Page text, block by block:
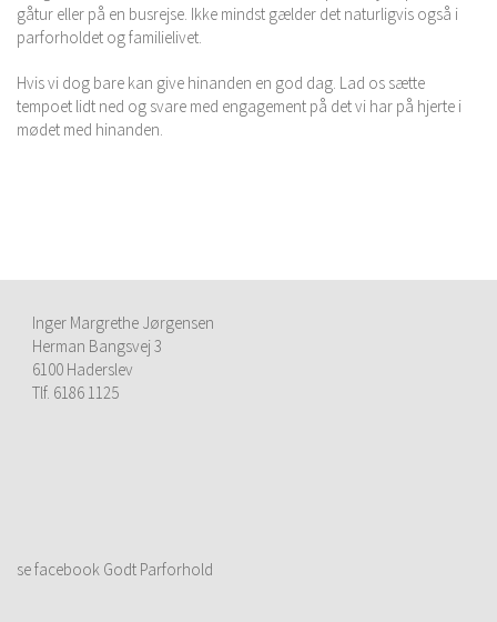
gåtur eller på en busrejse. Ikke mindst gælder det naturligvis også i
parforholdet og familielivet.
Hvis vi dog bare kan give hinanden en god dag. Lad os sætte
tempoet lidt ned og svare med engagement på det vi har på hjerte i
mødet med hinanden.
Inger Margrethe Jørgensen
Herman Bangsvej 3
6100 Haderslev
Tlf. 6186 1125
se facebook Godt Parforhold